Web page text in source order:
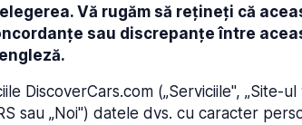
Vă rugăm să rețineți că
sau discrepanțe între
DiscoverCars.com („Serviciile",
sau „Noi") datele dvs. cu caracter